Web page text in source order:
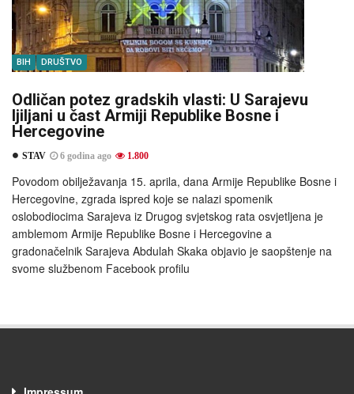
BIH DRUŠTVO
Odličan potez gradskih vlasti: U Sarajevu
ljiljani u čast Armiji Republike Bosne i
Hercegovine
STAV 6 godina ago 1.800
Povodom obilježavanja 15. aprila, dana Armije Republike Bosne i
Hercegovine, zgrada ispred koje se nalazi spomenik
oslobodiocima Sarajeva iz Drugog svjetskog rata osvjetljena je
amblemom Armije Republike Bosne i Hercegovine a
gradonačelnik Sarajeva Abdulah Skaka objavio je saopštenje na
svome službenom Facebook profilu